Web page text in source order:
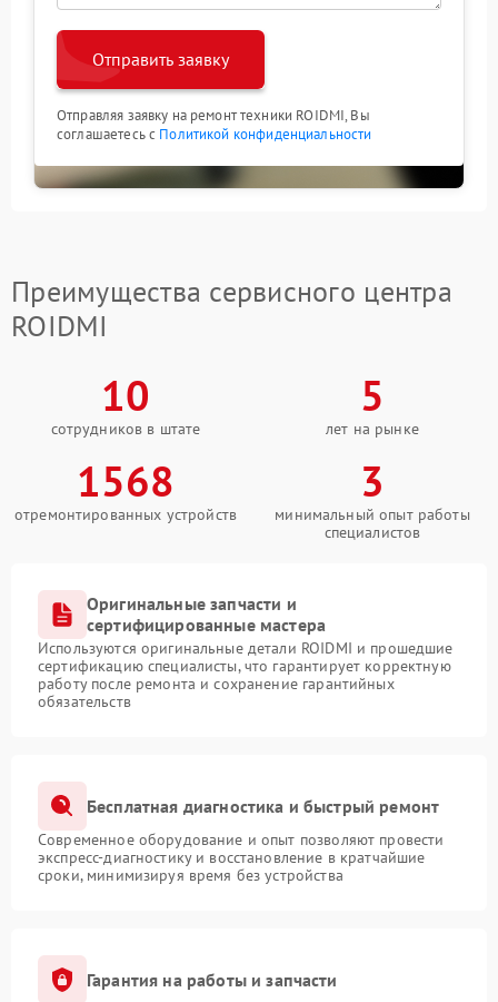
Отправить заявку
Отправляя заявку на ремонт техники ROIDMI, Вы
соглашаетесь с Политикой конфиденциальности
Преимущества сервисного центра
ROIDMI
10
сотрудников в штате
5
лет на рынке
1568
отремонтированных устройств
3
минимальный опыт работы
специалистов
Оригинальные запчасти и
сертифицированные мастера
Используются оригинальные детали ROIDMI и прошедшие
сертификацию специалисты, что гарантирует корректную
работу после ремонта и сохранение гарантийных
обязательств
Бесплатная диагностика и быстрый ремонт
Современное оборудование и опыт позволяют провести
экспресс-диагностику и восстановление в кратчайшие
сроки, минимизируя время без устройства
Гарантия на работы и запчасти